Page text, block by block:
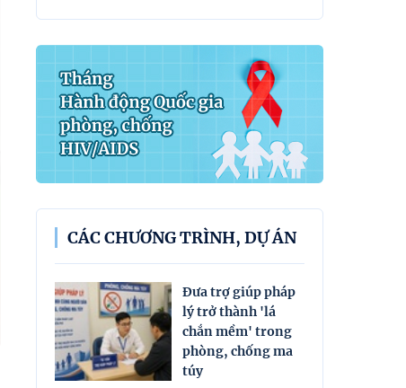
CÁC CHƯƠNG TRÌNH, DỰ ÁN
Đưa trợ giúp pháp
lý trở thành 'lá
chắn mềm' trong
phòng, chống ma
túy